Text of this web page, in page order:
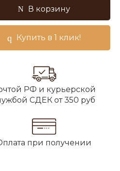
В корзину
Купить в 1 клик!
РФ и курьерской
СДЕК от 350 руб
при получении